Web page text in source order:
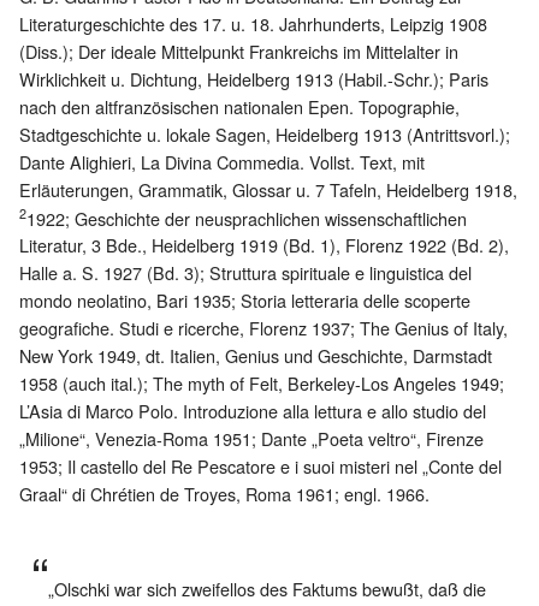
Literaturgeschichte des 17. u. 18. Jahrhunderts, Leipzig 1908
(Diss.); Der ideale Mittelpunkt Frankreichs im Mittelalter in
Wirklichkeit u. Dichtung, Heidelberg 1913 (Habil.-Schr.); Paris
nach den altfranzösischen nationalen Epen. Topographie,
Stadtgeschichte u. lokale Sagen, Heidelberg 1913 (Antrittsvorl.);
Dante Alighieri, La Divina Commedia. Vollst. Text, mit
Erläuterungen, Grammatik, Glossar u. 7 Tafeln, Heidelberg 1918,
21922; Geschichte der neusprachlichen wissenschaftlichen
Literatur, 3 Bde., Heidelberg 1919 (Bd. 1), Florenz 1922 (Bd. 2),
Halle a. S. 1927 (Bd. 3); Struttura spirituale e linguistica del
mondo neolatino, Bari 1935; Storia letteraria delle scoperte
geografiche. Studi e ricerche, Florenz 1937; The Genius of Italy,
New York 1949, dt. Italien, Genius und Geschichte, Darmstadt
1958 (auch ital.); The myth of Felt, Berkeley-Los Angeles 1949;
L’Asia di Marco Polo. Introduzione alla lettura e allo studio del
„Milione“, Venezia-Roma 1951; Dante „Poeta veltro“, Firenze
1953; Il castello del Re Pescatore e i suoi misteri nel „Conte del
Graal“ di Chrétien de Troyes, Roma 1961; engl. 1966.
„Olschki war sich zweifellos des Faktums bewußt, daß die